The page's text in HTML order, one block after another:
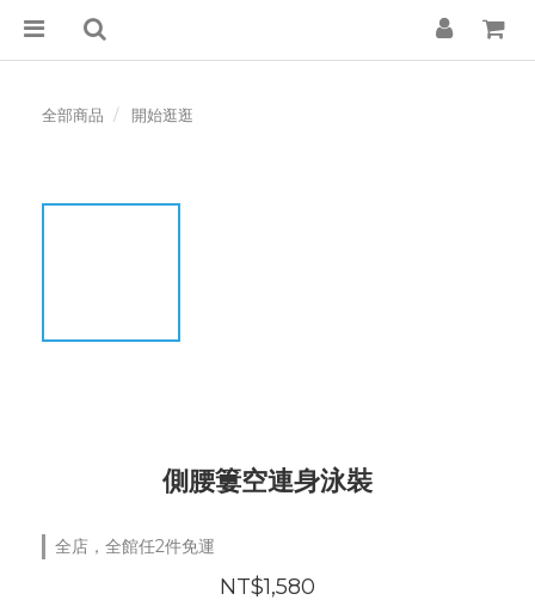
全部商品 開始逛逛
側腰簍空連身泳裝
全店，全館任2件免運
NT$1,580